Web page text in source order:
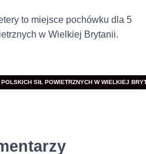
to miejsce pochówku dla 5
w Wielkiej Brytanii.
SIŁ POWIETRZNYCH W WIELKIEJ